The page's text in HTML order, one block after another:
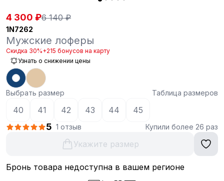
4 300 ₽6 140 ₽
1N7262
Мужские лоферы
Скидка 30%+215 бонусов на карту
Узнать о снижении цены
Выбрать размер Таблица размеров
40 41 42 43 44 45
5 1 отзыв Купили более 26 раз
Укажите размер
Бронь товара недоступна в вашем регионе